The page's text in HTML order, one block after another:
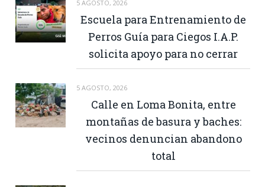
5 AGOSTO, 2026
Escuela para Entrenamiento de
Perros Guía para Ciegos I.A.P.
solicita apoyo para no cerrar
5 AGOSTO, 2026
Calle en Loma Bonita, entre
montañas de basura y baches:
vecinos denuncian abandono
total